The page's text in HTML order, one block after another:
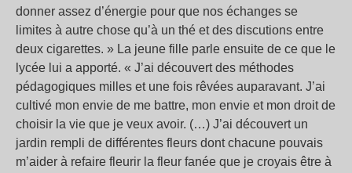
donner assez d’énergie pour que nos échanges se
limites à autre chose qu’à un thé et des discutions entre
deux cigarettes. » La jeune fille parle ensuite de ce que le
lycée lui a apporté. « J’ai découvert des méthodes
pédagogiques milles et une fois rêvées auparavant. J’ai
cultivé mon envie de me battre, mon envie et mon droit de
choisir la vie que je veux avoir. (…) J’ai découvert un
jardin rempli de différentes fleurs dont chacune pouvais
m’aider à refaire fleurir la fleur fanée que je croyais être à